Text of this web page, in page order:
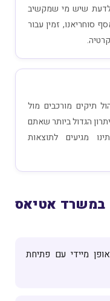
לדעת שיש מי שמקשיב
סוחריאנו, זמין עבור
תיקים מורכבים מול
הגדול ביותר שאתם
מגיעים לתוצאות
במשרד אטיאס
מיידי עם פתיחת